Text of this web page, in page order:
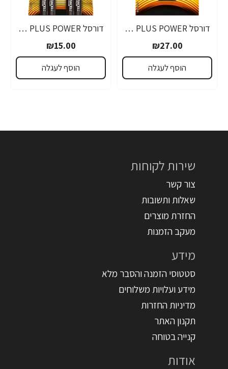
דורסל PLUS POWER סוללות 9V אריזת 1 יחידות - מבית Duracell
₪27.00
הוסף לעגלה
דורסל PLUS POWER סוללות AAA אריזת 4 יחידות - מבית Duracell
₪15.00
הוסף לעגלה
שירות לקוחות
צור קשר
שאלות ותשובות
החזרת מוצרים
מעקב הזמנות
מידע
סטטוסי הזמנה והסבר מלא
מידע ועלויות משלוחים
מדיניות החזרות
תקנון האתר
קנייה בטוחה
אודות